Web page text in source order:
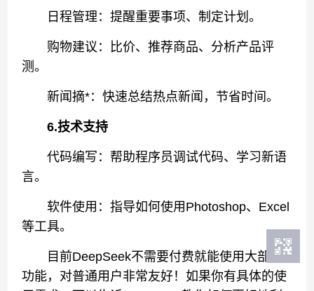
日程管理：提醒重要事项、制定计划。
购物建议：比价、推荐商品、分析产品评
测。
新闻摘*：快速总结热点新闻，节省时间。
6.技术支持
代码编写：帮助程序员调试代码、学习新语
言。
软件使用：指导如何使用Photoshop、Excel
等工具。
目前DeepSeek不需要付费就能使用大部分
功能，对普通用户非常友好！如果你有具体的使